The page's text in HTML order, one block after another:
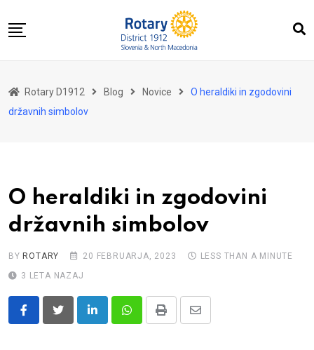
to
O nas
Kontakt
Rotary D1912 Blog Novice
O heraldiki in zgodovini
državnih simbolov
O heraldiki in zgodovini
državnih simbolov
BY ROTARY 20 FEBRUARJA, 2023
LESS THAN A MINUTE
3 LETA NAZAJ
LinkedInWhatsappPrint
Share